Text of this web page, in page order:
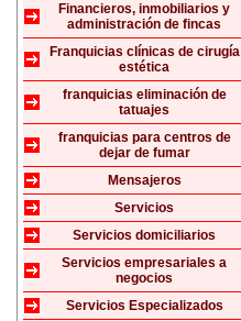
Financieros, inmobiliarios y
administración de fincas
Franquicias clínicas de cirugía
estética
franquicias eliminación de
tatuajes
franquicias para centros de
dejar de fumar
Mensajeros
Servicios
Servicios domiciliarios
Servicios empresariales a
negocios
Servicios Especializados